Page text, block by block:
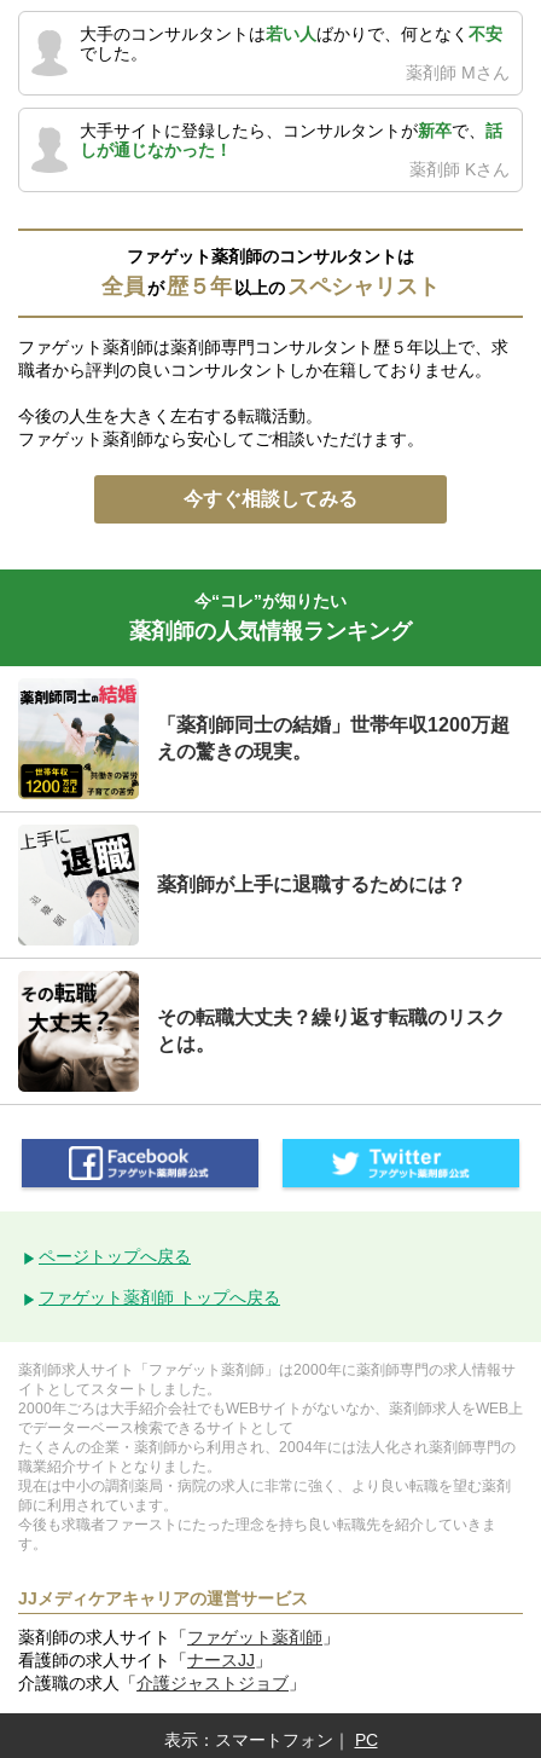
大手のコンサルタントは若い人ばかりで、何となく 不安
でした。
薬剤師 Mさん
大手サイトに登録したら、コンサルタントが新卒で、 話
しが通じなかった！
薬剤師 Kさん
ファゲット薬剤師のコンサルタントは
全員が歴５年 以上の スペシャリスト
ファゲット薬剤師は薬剤師専門コンサルタント歴５年以上で、求
職者から評判の良いコンサルタントしか在籍しておりません。
今後の人生を大きく左右する転職活動。
ファゲット薬剤師なら安心してご相談いただけます。
今すぐ相談してみる
今“コレ”が知りたい
薬剤師の人気情報ランキング
「薬剤師同士の結婚」世帯年収1200万超
えの驚きの現実。
薬剤師が上手に退職するためには？
その転職大丈夫？繰り返す転職のリスク
とは。
ページトップへ戻る
ファゲット薬剤師 トップへ戻る
薬剤師求人サイト「ファゲット薬剤師」は2000年に薬剤師専門の求人情報サ
イトとしてスタートしました。
2000年ごろは大手紹介会社でもWEBサイトがないなか、薬剤師求人をWEB上
でデーターベース検索できるサイトとして
たくさんの企業・薬剤師から利用され、2004年には法人化され薬剤師専門の
職業紹介サイトとなりました。
現在は中小の調剤薬局・病院の求人に非常に強く、より良い転職を望む薬剤
師に利用されています。
今後も求職者ファーストにたった理念を持ち良い転職先を紹介していきま
す。
JJメディケアキャリアの運営サービス
薬剤師の求人サイト「ファゲット薬剤師 」
看護師の求人サイト「ナースJJ 」
介護職の求人「介護ジャストジョブ 」
表示： スマートフォン ｜ PC